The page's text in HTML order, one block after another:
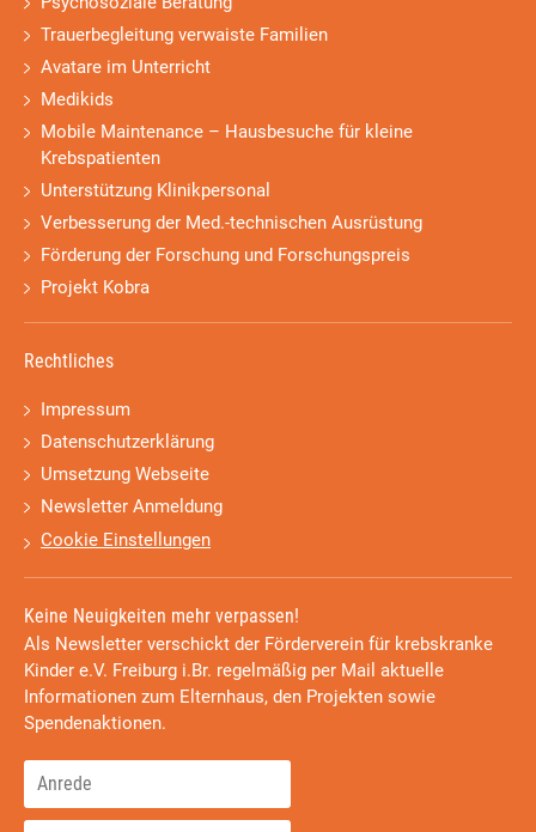
Trauerbegleitung verwaiste Familien
Avatare im Unterricht
Medikids
Mobile Maintenance – Hausbesuche für kleine
Krebspatienten
Unterstützung Klinikpersonal
Verbesserung der Med.-technischen Ausrüstung
Förderung der Forschung und Forschungspreis
Projekt Kobra
Rechtliches
Impressum
Datenschutzerklärung
Umsetzung Webseite
Newsletter Anmeldung
Cookie Einstellungen
Keine Neuigkeiten mehr verpassen!
Als Newsletter verschickt der Förderverein für krebskranke
Kinder e.V. Freiburg i.Br. regelmäßig per Mail aktuelle
Informationen zum Elternhaus, den Projekten sowie
Spendenaktionen.